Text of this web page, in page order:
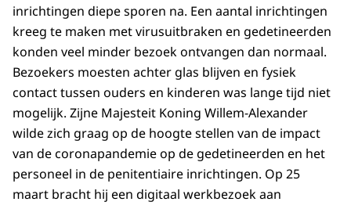
inrichtingen diepe sporen na. Een aantal inrichtingen
kreeg te maken met virusuitbraken en gedetineerden
konden veel minder bezoek ontvangen dan normaal.
Bezoekers moesten achter glas blijven en fysiek
contact tussen ouders en kinderen was lange tijd niet
mogelijk. Zijne Majesteit Koning Willem-Alexander
wilde zich graag op de hoogte stellen van de impact
van de coronapandemie op de gedetineerden en het
personeel in de penitentiaire inrichtingen. Op 25
maart bracht hij een digitaal werkbezoek aan